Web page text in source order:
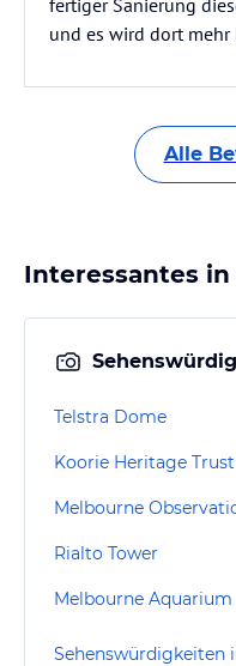
fertiger Sanierung
und es wird dort mehr
Alle
Interessantes in
Telstra Dome
Melbourne
Rialto Tower
Melbourne Aquarium
Sehenswürdigkeiten